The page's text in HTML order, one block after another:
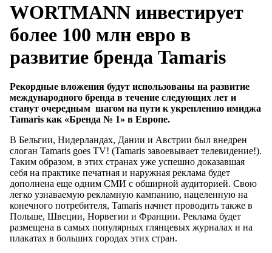
WORTMANN инвестирует
более 100 млн евро в
развитие бренда Tamaris
Рекордные вложения будут использованы на развитие
международного бренда в течение следующих лет и
станут очередным шагом на пути к укреплению имиджа
Tamaris как «Бренда № 1» в Европе.
В Бельгии, Нидерландах, Дании и Австрии был внедрен
слоган Tamaris goes TV! (Tamaris завоевывает телевидение!).
Таким образом, в этих странах уже успешно доказавшая
себя на практике печатная и наружная реклама будет
дополнена еще одним СМИ с обширной аудиторией. Свою
легко узнаваемую рекламную кампанию, нацеленную на
конечного потребителя, Tamaris начнет проводить также в
Польше, Швеции, Норвегии и Франции. Реклама будет
размещена в самых популярных глянцевых журналах и на
плакатах в больших городах этих стран.